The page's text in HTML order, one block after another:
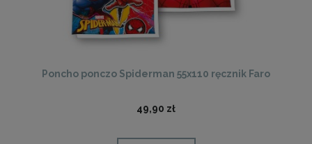
Poncho ponczo Spiderman 55x110 ręcznik Faro
49,90 zł